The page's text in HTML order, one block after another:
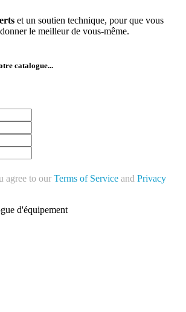
et un soutien technique, pour que vous
le meilleur de vous-même.
catalogue...
agree to our Terms of Service and Privacy